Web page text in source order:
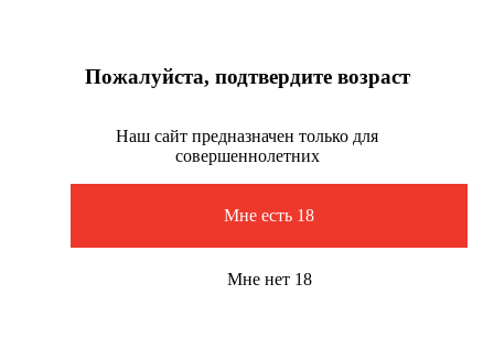
Пожалуйста, подтвердите возраст
Наш сайт предназначен только для
совершеннолетних
Мне есть 18
Мне нет 18